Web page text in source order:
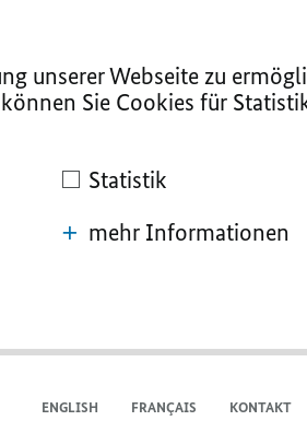
unserer Webseite zu
Sie Cookies für
Statistik
mehr Informationen
ENGLISH FRANÇAIS KONTAKT